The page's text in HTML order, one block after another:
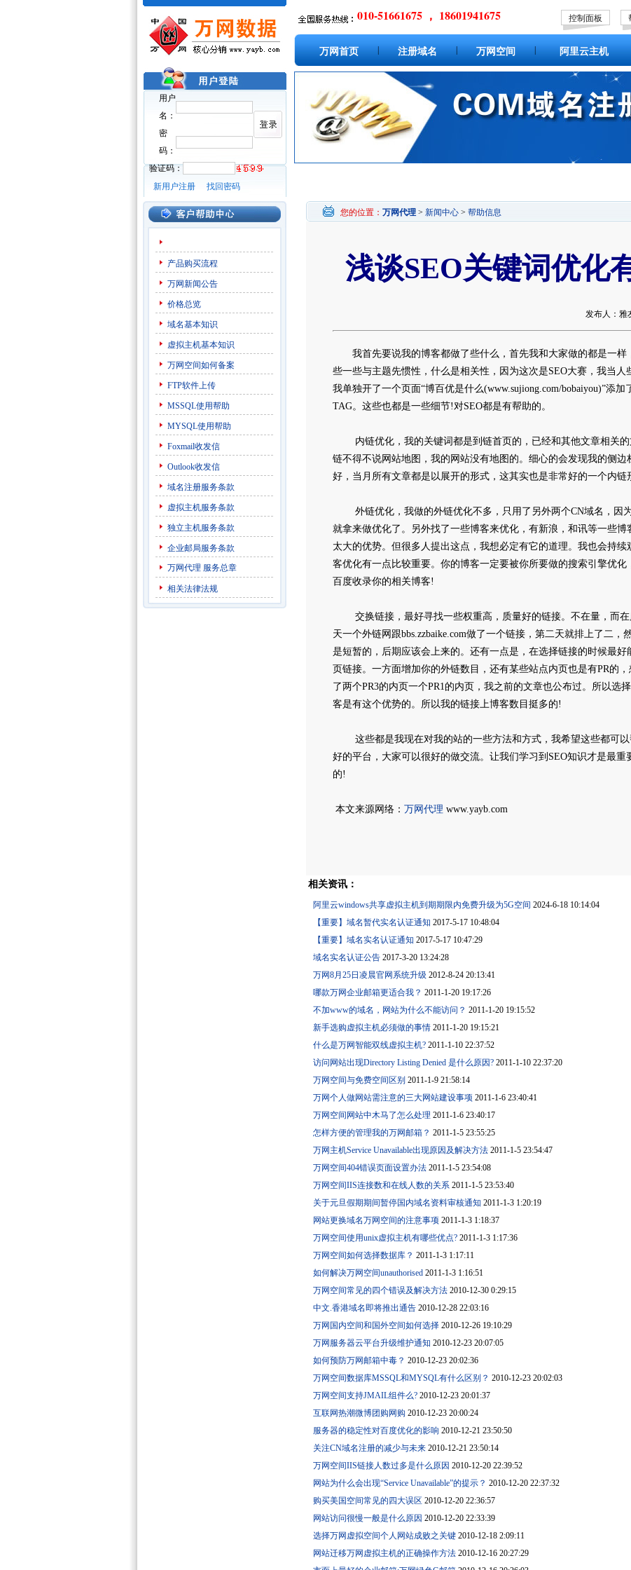
用户
名：
密
码：
验证码：
新用户注册
找回密码
010-51661675 ， 18601941675 控制面板
万网首页 注册域名 万网空间 阿里云主机
产品购买流程
万网新闻公告
价格总览
域名基本知识
虚拟主机基本知识
万网空间如何备案
FTP软件上传
MSSQL使用帮助
MYSQL使用帮助
Foxmail收发信
Outlook收发信
域名注册服务条款
虚拟主机服务条款
独立主机服务条款
企业邮局服务条款
万网代理 服务总章
相关法律法规
您的位置： 万网代理 > 新闻中心 > 帮助信息
浅谈SEO关键词优化
发布人：雅
我首先要说我的博客都做了些什么，首先我和大家做的都是一样
些一些与主题先惯性，什么是相关性，因为这次是SEO大赛，我当人
我单独开了一个页面“博百优是什么(www.sujiong.com/bobaiyou)”添
TAG。这些也都是一些细节!对SEO都是有帮助的。
内链优化，我的关键词都是到链首页的，已经和其他文章相关的
链不得不说网站地图，我的网站没有地图的。细心的会发现我的侧
好，当月所有文章都是以展开的形式，这其实也是非常好的一个内链
外链优化，我做的外链优化不多，只用了另外两个CN域名，因为
就拿来做优化了。另外找了一些博客来优化，有新浪，和讯等一些
太大的优势。但很多人提出这点，我想必定有它的道理。我也会持
客优化有一点比较重要。你的博客一定要被你所要做的搜索引擎优
百度收录你的相关博客!
交换链接，最好寻找一些权重高，质量好的链接。不在量，而在
天一个外链网跟bbs.zzbaike.com做了一个链接，第二天就排上了二，
是短暂的，后期应该会上来的。还有一点是，在选择链接的时候最
页链接。一方面增加你的外链数目，还有某些站点内页也是有PR的
了两个PR3的内页一个PR1的内页，我之前的文章也公布过。所以选
客是有这个优势的。所以我的链接上博客数目挺多的!
这些都是我现在对我的站的一些方法和方式，我希望这些都可以
好的平台，大家可以很好的做交流。让我们学习到SEO知识才是最重
的!
本文来源网络： 万网代理 www.yayb.com
相关资讯：
阿里云windows共享虚拟主机到期期限内免费升级为5G空间 2024-6-18 10:14:04
【重要】域名暂代实名认证通知 2017-5-17 10:48:04
【重要】域名实名认证通知 2017-5-17 10:47:29
域名实名认证公告 2017-3-20 13:24:28
万网8月25日凌晨官网系统升级 2012-8-24 20:13:41
哪款万网企业邮箱更适合我？ 2011-1-20 19:17:26
不加www的域名，网站为什么不能访问？ 2011-1-20 19:15:52
新手选购虚拟主机必须做的事情 2011-1-20 19:15:21
什么是万网智能双线虚拟主机? 2011-1-10 22:37:52
访问网站出现Directory Listing Denied 是什么原因? 2011-1-10 22:37:20
万网空间与免费空间区别 2011-1-9 21:58:14
万网个人做网站需注意的三大网站建设事项 2011-1-6 23:40:41
万网空间网站中木马了怎么处理 2011-1-6 23:40:17
怎样方便的管理我的万网邮箱？ 2011-1-5 23:55:25
万网主机Service Unavailable出现原因及解决方法 2011-1-5 23:54:47
万网空间404错误页面设置办法 2011-1-5 23:54:08
万网空间IIS连接数和在线人数的关系 2011-1-5 23:53:40
关于元旦假期期间暂停国内域名资料审核通知 2011-1-3 1:20:19
网站更换域名万网空间的注意事项 2011-1-3 1:18:37
万网空间使用unix虚拟主机有哪些优点? 2011-1-3 1:17:36
万网空间如何选择数据库？ 2011-1-3 1:17:11
如何解决万网空间unauthorised 2011-1-3 1:16:51
万网空间常见的四个错误及解决方法 2010-12-30 0:29:15
中文.香港域名即将推出通告 2010-12-28 22:03:16
万网国内空间和国外空间如何选择 2010-12-26 19:10:29
万网服务器云平台升级维护通知 2010-12-23 20:07:05
如何预防万网邮箱中毒？ 2010-12-23 20:02:36
万网空间数据库MSSQL和MYSQL有什么区别？ 2010-12-23 20:02:03
万网空间支持JMAIL组件么? 2010-12-23 20:01:37
互联网热潮微博团购网购 2010-12-23 20:00:24
服务器的稳定性对百度优化的影响 2010-12-21 23:50:50
关注CN域名注册的减少与未来 2010-12-21 23:50:14
万网空间IIS链接人数过多是什么原因 2010-12-20 22:39:52
网站为什么会出现“Service Unavailable”的提示？ 2010-12-20 22:37:32
购买美国空间常见的四大误区 2010-12-20 22:36:57
网站访问很慢一般是什么原因 2010-12-20 22:33:39
选择万网虚拟空间个人网站成败之关键 2010-12-18 2:09:11
网站迁移万网虚拟主机的正确操作方法 2010-12-16 20:27:29